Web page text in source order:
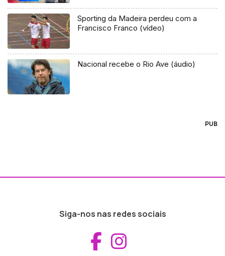
Sporting da Madeira perdeu com a
Francisco Franco (vídeo)
Nacional recebe o Rio Ave (áudio)
PUB
Siga-nos nas redes sociais
Aceder ao